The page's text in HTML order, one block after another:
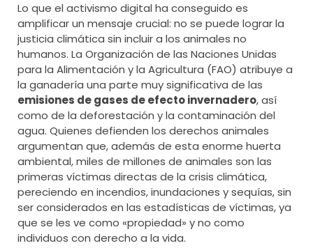
Lo que el activismo digital ha conseguido es
amplificar un mensaje crucial: no se puede lograr la
justicia climática sin incluir a los animales no
humanos. La Organización de las Naciones Unidas
para la Alimentación y la Agricultura (FAO) atribuye a
la ganadería una parte muy significativa de las
emisiones de gases de efecto invernadero, así
como de la deforestación y la contaminación del
agua. Quienes defienden los derechos animales
argumentan que, además de esta enorme huerta
ambiental, miles de millones de animales son las
primeras víctimas directas de la crisis climática,
pereciendo en incendios, inundaciones y sequías, sin
ser considerados en las estadísticas de víctimas, ya
que se les ve como «propiedad» y no como
individuos con derecho a la vida.